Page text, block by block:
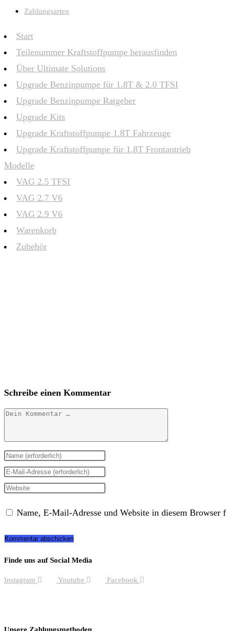
Zahlungsarten
Start
Teilenummer Kraftstoffpumpe herausfinden
Über Ultimate Solutions
Upgrade Benzinpumpe für 1.8T & 2.0 TFSI
Upgrade Benzinpumpe Ratgeber
Upgrade Kits
Upgrade Kraftstoffpumpe 1.8T Fahrzeuge
Upgrade Kraftstoffpumpe für 1.8T Frontantrieb
Modelle
VAG 2.5 TFSI
VAG 2.7 V6
VAG 2.9 V6
Warenkorb
Zubehör
Schreibe einen Kommentar
Kommentar
Gib
deinen
Namen
Benutzernamen
zum
Gib
deine
Adresse
ein
Gib
URL
Name, E-Mail-Adresse und Website in diesem Browser
Finde uns auf Social Media
Instagram Youtube Facebook
Unsere Zahlungsmethoden